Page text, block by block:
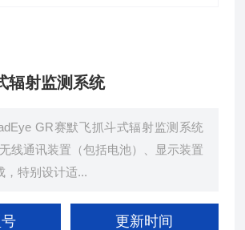
辐射监测系统
GR赛默飞抓斗式辐射监测系统
线通讯装置（包括电池）、显示装置
，特别设计适...
更新时间